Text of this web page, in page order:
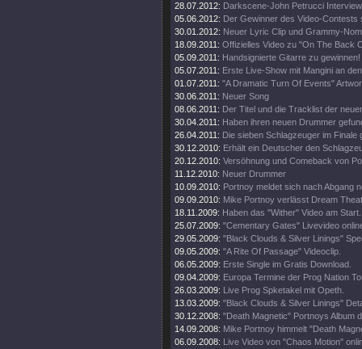
28.07.2012: Darkscene-John Petrucci
05.06.2012: Der Gewinner des Video-Contests
30.01.2012: Neuer Lyric Clip und Grammy-
18.09.2011: Offizielles Video zu "On The Back
05.09.2011: Handsignierte Gitarre zu gewinnen!
05.07.2011: Erste Live-Show mit Mangini an
01.07.2011: "A Dramatic Turn Of Events"
30.06.2011: Neuer Song
08.06.2011: Der Titel und die Tracklist der
30.04.2011: Haben ihren neuen Drummer
26.04.2011: Die sieben Schlagzeuger im Finale
30.12.2010: Erhält ein Deutscher den
20.12.2010: Versöhnung und Comeback von
11.12.2010: Neuer Drummer
10.09.2010: Portnoy meldet sich nach Abgang
09.09.2010: Mike Portnoy verlässt Dream
18.11.2009: Haben das "Wither" Video am Start.
25.07.2009: "Cementary Gates" Livevideo
29.05.2009: "Black Clouds & Silver Linings"
09.05.2009: "A Rite Of Passage" Videoclip.
06.05.2009: Erste Single im Gratis Download.
09.04.2009: Europa Termine der Prog Nation
26.03.2009: Live Prog Spketakel mit Opeth.
13.03.2009: "Black Clouds & Silver Linings"
30.12.2008: "Death Magnetic" Portnoys Album
14.09.2008: Mike Portnoy himmelt "Death
06.09.2008: Live Video von "Chaos Motion"